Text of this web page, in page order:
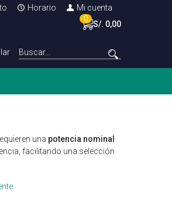
Horario
Mi cuenta
0
S/. 0,00
una potencia nominal
facilitando una selección